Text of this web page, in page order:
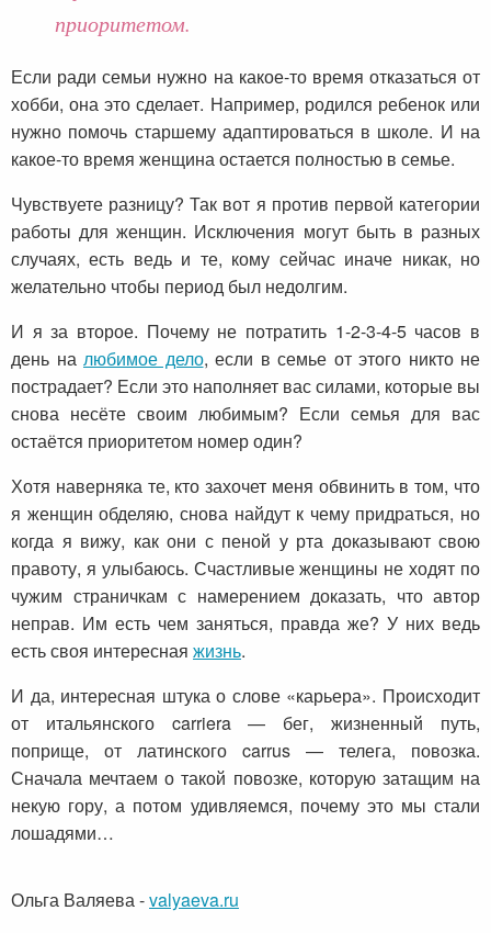
приоритетом.
Если ради семьи нужно на какое-то время отказаться от
хобби, она это сделает. Например, родился ребенок или
нужно помочь старшему адаптироваться в школе. И на
какое-то время женщина остается полностью в семье.
Чувствуете разницу? Так вот я против первой категории
работы для женщин. Исключения могут быть в разных
случаях, есть ведь и те, кому сейчас иначе никак, но
желательно чтобы период был недолгим.
И я за второе. Почему не потратить 1-2-3-4-5 часов в
день на любимое дело, если в семье от этого никто не
пострадает? Если это наполняет вас силами, которые вы
снова несёте своим любимым? Если семья для вас
остаётся приоритетом номер один?
Хотя наверняка те, кто захочет меня обвинить в том, что
я женщин обделяю, снова найдут к чему придраться, но
когда я вижу, как они с пеной у рта доказывают свою
правоту, я улыбаюсь. Счастливые женщины не ходят по
чужим страничкам с намерением доказать, что автор
неправ. Им есть чем заняться, правда же? У них ведь
есть своя интересная жизнь.
И да, интересная штука о слове «карьера». Происходит
от итальянского carriera — бег, жизненный путь,
поприще, от латинского carrus — телега, повозка.
Сначала мечтаем о такой повозке, которую затащим на
некую гору, а потом удивляемся, почему это мы стали
лошадями…
Ольга Валяева-valyaeva.ru